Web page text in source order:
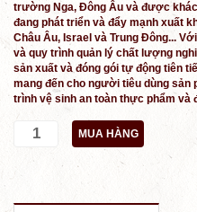
trường Nga, Đông Âu và được
đang phát triển và đẩy mạnh xuất
Châu Âu, Israel và Trung Đông...
và quy trình quản lý chất lượng
sản xuất và đóng gói tự động tiên
mang đến cho người tiêu dùng
trình vệ sinh an toàn thực phẩm và
MUA HÀNG